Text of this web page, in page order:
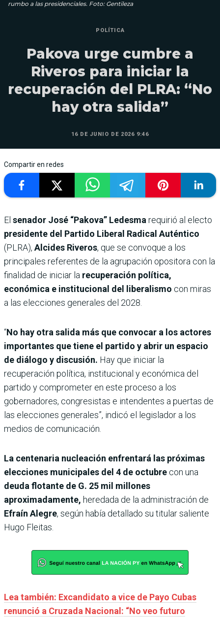
rumbo a las presidenciales. Foto: Gentileza
POLÍTICA
Pakova urge cumbre a
Riveros para iniciar la
recuperación del PLRA: “No
hay otra salida”
16 DE JUNIO DE 2026 9:46
Compartir en redes
El senador José “Pakova” Ledesma requirió al electo
presidente del Partido Liberal Radical Auténtico
(PLRA), Alcides Riveros, que se convoque a los
principales referentes de la agrupación opositora con la
finalidad de iniciar la recuperación política,
económica e institucional del liberalismo con miras
a las elecciones generales del 2028.
“No hay otra salida más que convocar a los actores
importantes que tiene el partido y abrir un espacio
de diálogo y discusión. Hay que iniciar la
recuperación política, institucional y económica del
partido y comprometer en este proceso a los
gobernadores, congresistas e intendentes a puertas de
las elecciones generales”, indicó el legislador a los
medios de comunicación.
La centenaria nucleación enfrentará las próximas
elecciones municipales del 4 de octubre con una
deuda flotante de G. 25 mil millones
aproximadamente, heredada de la administración de
Efraín Alegre, según había detallado su titular saliente
Hugo Fleitas.
Lea también: Excandidato a vice de Payo Cubas
renunció a Cruzada Nacional: “No veo futuro